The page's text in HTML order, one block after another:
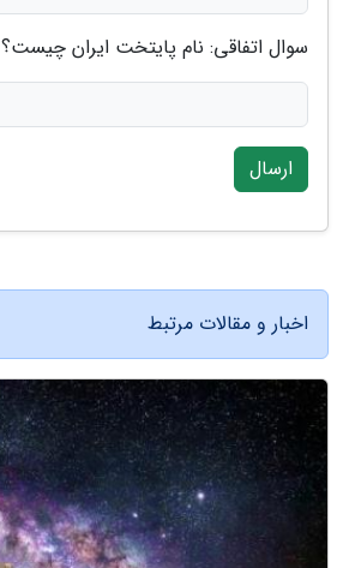
سوال اتفاقی: نام پایتخت ایران چیست؟
ارسال
اخبار و مقالات مرتبط